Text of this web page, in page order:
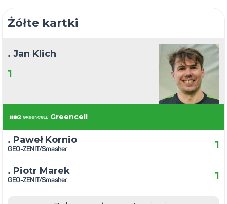
Żółte kartki
. Jan Klich
1
Greencell
. Paweł Kornio
GEO-ZENIT/Smasher 1
. Piotr Marek
GEO-ZENIT/Smasher 1